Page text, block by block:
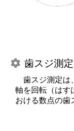
歯スジ測定
歯スジ測定は
軸を回転（はす
おける数点の歯